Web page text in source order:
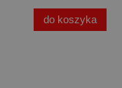
do koszyka